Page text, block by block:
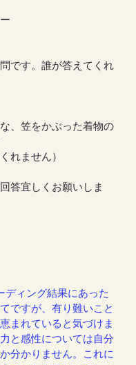
です。誰が答えてくれ
、笠をかぶった着物の
れません）
答宜しくお願いしま
ィング結果にあった
ですが、有り難いこと
まれていると気づけま
と感性については自分
分かりません。これに